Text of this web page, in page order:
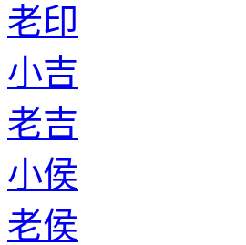
老印
小吉
老吉
小侯
老侯